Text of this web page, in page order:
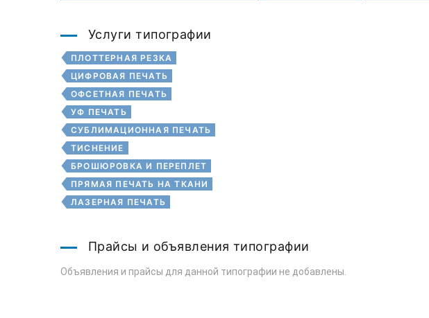
Услуги типографии
ПЛОТТЕРНАЯ РЕЗКА
ЦИФРОВАЯ ПЕЧАТЬ
ОФСЕТНАЯ ПЕЧАТЬ
УФ ПЕЧАТЬ
СУБЛИМАЦИОННАЯ ПЕЧАТЬ
ТИСНЕНИЕ
БРОШЮРОВКА И ПЕРЕПЛЕТ
ПРЯМАЯ ПЕЧАТЬ НА ТКАНИ
ЛАЗЕРНАЯ ПЕЧАТЬ
Прайсы и объявления типографии
Объявления и прайсы для данной типографии не добавлены.